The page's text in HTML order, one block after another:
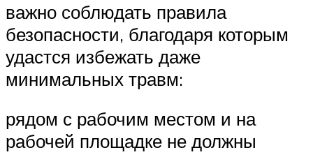
важно соблюдать правила
безопасности, благодаря которым
удастся избежать даже
минимальных травм:
рядом с рабочим местом и на
рабочей площадке не должны